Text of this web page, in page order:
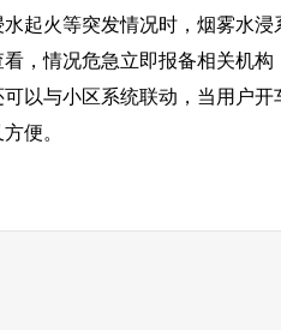
火等突发情况时，烟雾水浸
，情况危急立即报备相关机
与小区系统联动，当用户开
便。